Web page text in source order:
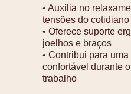
• Auxilia no
tensões do cotidiano
• Oferece suporte
joelhos e braços
• Contribui para
confortável durante
trabalho